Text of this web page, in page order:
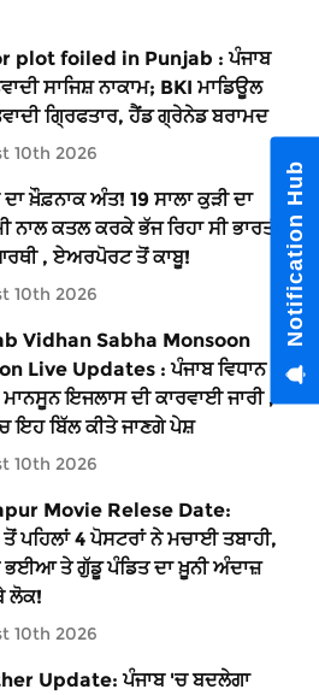
plot foiled in Punjab : ਪੰਜਾਬ
ਸਾਜਿਸ਼ ਨਾਕਾਮ; BKI ਮਾਡਿਊਲ
ਗ੍ਰਿਫਤਾਰ, ਹੈਂਡ ਗ੍ਰੇਨੇਡ ਬਰਾਮਦ
10th 2026
ਖ਼ੌਫ਼ਨਾਕ ਅੰਤ! 19 ਸਾਲਾ ਕੁੜੀ ਦਾ
ਨਾਲ ਕਤਲ ਕਰਕੇ ਭੱਜ ਰਿਹਾ ਸੀ ਭਾਰਤੀ
, ਏਅਰਪੋਰਟ ਤੋਂ ਕਾਬੂ!
10th 2026
Vidhan Sabha Monsoon
Live Updates : ਪੰਜਾਬ ਵਿਧਾਨ
ਇਜਲਾਸ ਦੀ ਕਾਰਵਾਈ ਜਾਰੀ ,
ਇਹ ਬਿੱਲ ਕੀਤੇ ਜਾਣਗੇ ਪੇਸ਼
10th 2026
Movie Relese Date:
ਪਹਿਲਾਂ 4 ਪੋਸਟਰਾਂ ਨੇ ਮਚਾਈ ਤਬਾਹੀ,
ਭਈਆ ਤੇ ਗੁੱਡੂ ਪੰਡਿਤ ਦਾ ਖ਼ੂਨੀ ਅੰਦਾਜ਼
ਲੋਕ!
10th 2026
Update: ਪੰਜਾਬ 'ਚ ਬਦਲੇਗਾ
Notification Hub